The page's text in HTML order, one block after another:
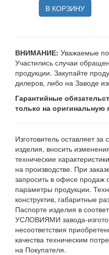
В КОРЗИНУ
ВНИМАНИЕ: Уважаемые
Участились случаи
продукции. Закупайте
дилеров, либо на Заводе
Гарантийные
только на
Изготовитель оставляет
изделия, вносить
технические
на производстве. При
запросить в офисе продаж
параметры продукции.
конструктив, габаритные
Паспорте изделия в
УСЛОВИЯМИ завода-
несоответствия
качества техническим
на Покупателя.